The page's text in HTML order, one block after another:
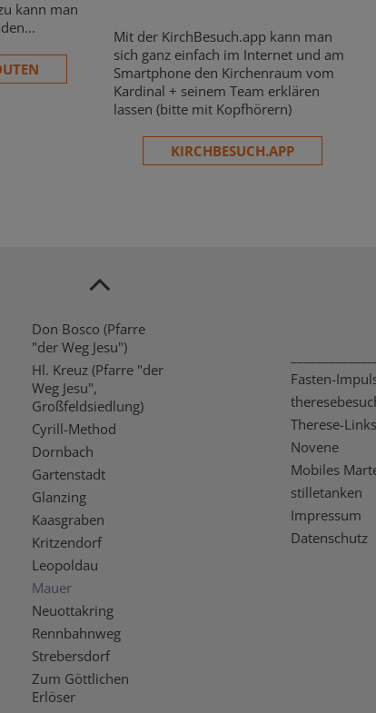
kann man
Mit der KirchBesuch.app kann man
sich ganz einfach im Internet und am
Smartphone den Kirchenraum vom
Kardinal + seinem Team erklären
lassen (bitte mit Kopfhörern)
KIRCHBESUCH.APP
Don Bosco (Pfarre
"der Weg Jesu")
Hl. Kreuz (Pfarre "der
Weg Jesu",
Großfeldsiedlung)
Cyrill-Method
Dornbach
Gartenstadt
Glanzing
Kaasgraben
Kritzendorf
Leopoldau
Mauer
Neuottakring
Rennbahnweg
Strebersdorf
Zum Göttlichen
Erlöser
Fasten-
Therese-Links
Novene
Mobiles
stilletanken
Impressum
Datenschutz